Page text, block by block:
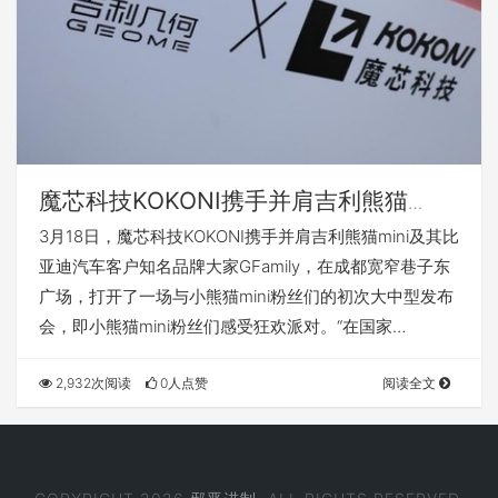
魔芯科技KOKONI携手并肩吉利熊猫
mini，用创意科技释放出来无穷乐趣
3月18日，魔芯科技KOKONI携手并肩吉利熊猫mini及其比
亚迪汽车客户知名品牌大家GFamily，在成都宽窄巷子东
广场，打开了一场与小熊猫mini粉丝们的初次大中型发布
会，即小熊猫mini粉丝们感受狂欢派对。“在国家…
2,932次阅读 0人点赞 阅读全文